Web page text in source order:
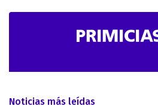
Noticias más leídas